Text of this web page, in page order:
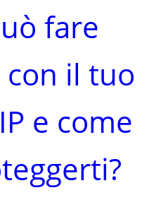
fare
il tuo
e come